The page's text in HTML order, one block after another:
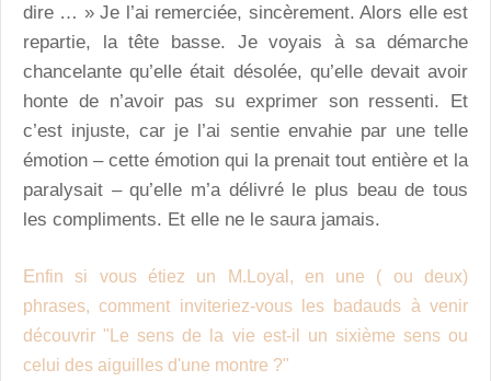
dire … » Je l’ai remerciée, sincèrement. Alors elle est
repartie, la tête basse. Je voyais à sa démarche
chancelante qu’elle était désolée, qu’elle devait avoir
honte de n’avoir pas su exprimer son ressenti. Et
c’est injuste, car je l’ai sentie envahie par une telle
émotion – cette émotion qui la prenait tout entière et la
paralysait – qu’elle m’a délivré le plus beau de tous
les compliments. Et elle ne le saura jamais.
Enfin si vous étiez un M.Loyal, en une ( ou deux)
phrases, comment inviteriez-vous les badauds à venir
découvrir "Le sens de la vie est-il un sixième sens ou
celui des aiguilles d'une montre ?"